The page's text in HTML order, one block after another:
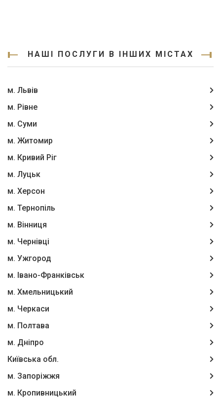
НАШІ ПОСЛУГИ В ІНШИХ МІСТАХ
м. Львів
м. Рівне
м. Суми
м. Житомир
м. Кривий Ріг
м. Луцьк
м. Херсон
м. Тернопіль
м. Вінниця
м. Чернівці
м. Ужгород
м. Івано-Франківськ
м. Хмельницький
м. Черкаси
м. Полтава
м. Дніпро
Київська обл.
м. Запоріжжя
м. Кропивницький